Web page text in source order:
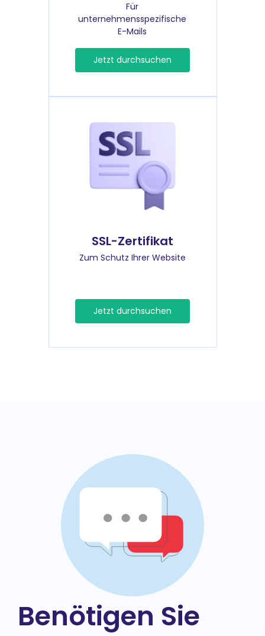
Für
unternehmensspezifische
E-Mails
Jetzt durchsuchen
SSL-Zertifikat
Zum Schutz Ihrer Website
Jetzt durchsuchen
Benötigen Sie